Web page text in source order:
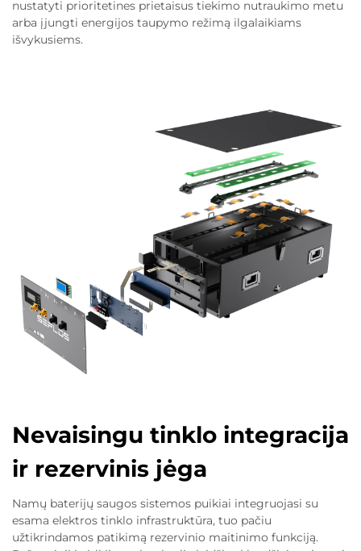
nustatyti prioritetines prietaisus tiekimo nutraukimo metu
arba įjungti energijos taupymo režimą ilgalaikiams
išvykusiems.
Nevaisingu tinklo integracija
ir rezervinis jėga
Namų baterijų saugos sistemos puikiai integruojasi su
esama elektros tinklo infrastruktūra, tuo pačiu
užtikrindamos patikimą rezervinio maitinimo funkciją.